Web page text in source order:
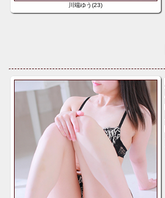
川端ゆう(23)